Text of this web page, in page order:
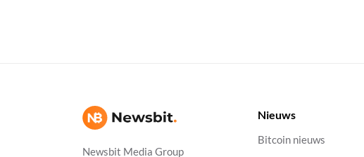
Newsbit Media Group
Nieuws
Bitcoin nieuws